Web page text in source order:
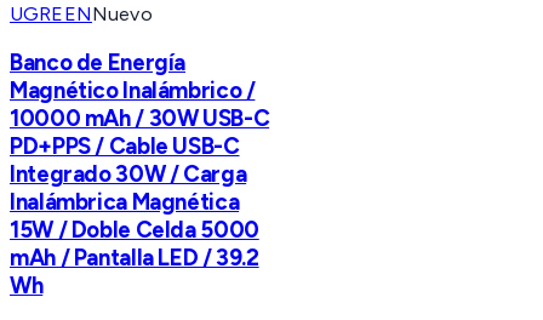
UGREENNuevo
Banco de Energía
Magnético Inalámbrico /
10000 mAh / 30W USB-C
PD+PPS / Cable USB-C
Integrado 30W / Carga
Inalámbrica Magnética
15W / Doble Celda 5000
mAh / Pantalla LED / 39.2
Wh